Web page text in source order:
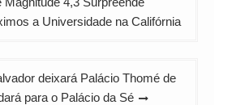
a Universidade na Califórnia
deixará Palácio Thomé de
para o Palácio da Sé